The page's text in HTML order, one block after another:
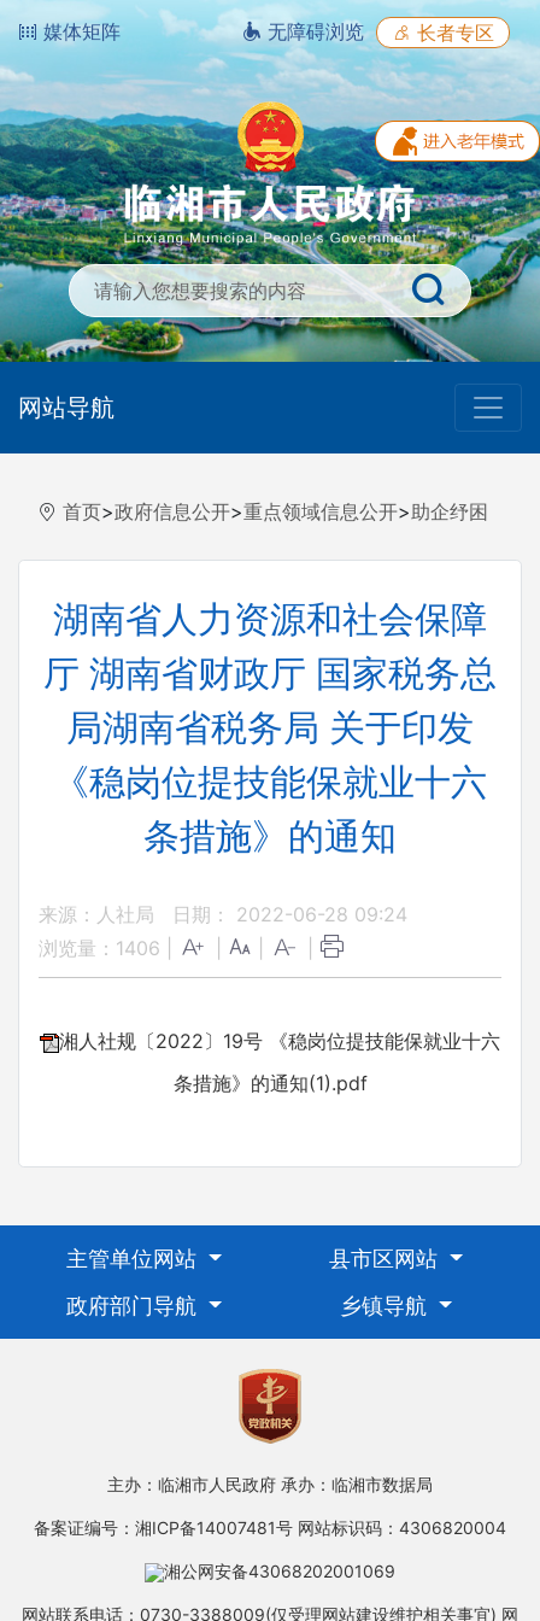
媒体矩阵 无障碍浏览 长者专区
网站导航
首页>政府信息公开>重点领域信息公开>助企纾困
湖南省人力资源和社会保障
厅 湖南省财政厅 国家税务总
局湖南省税务局 关于印发
《稳岗位提技能保就业十六
条措施》的通知
来源：人社局
日期： 2022-06-28 09:24
浏览量： 1406
湘人社规〔2022〕19号 《稳岗位提技能保就业十六
条措施》的通知(1).pdf
主管单位网站
县市区网站
政府部门导航
乡镇导航
主办：临湘市人民政府 承办：临湘市数据局
备案证编号：湘ICP备14007481号 网站标识码：4306820004
湘公网安备43068202001069
网站联系电话：0730-3388009(仅受理网站建设维护相关事宜) 网